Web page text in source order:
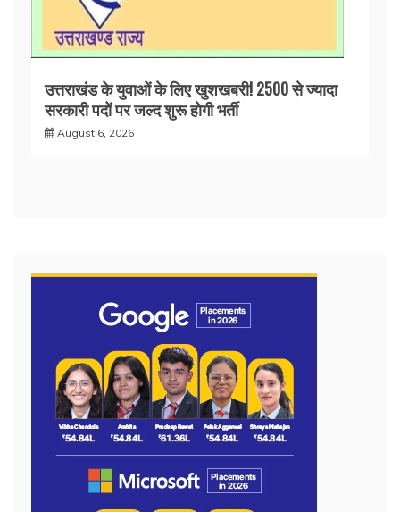
उत्तराखंड के युवाओं के लिए खुशखबरी! 2500 से ज्यादा
सरकारी पदों पर जल्द शुरू होगी भर्ती
August 6, 2026